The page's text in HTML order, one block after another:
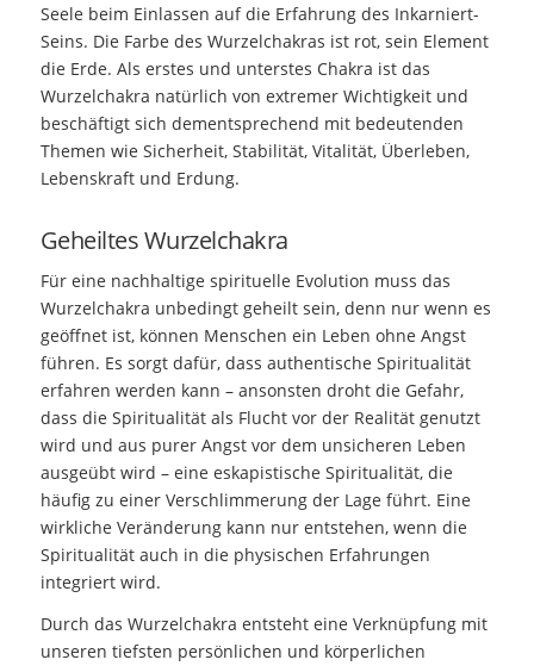
Seele beim Einlassen auf die Erfahrung des Inkarniert-
Seins. Die Farbe des Wurzelchakras ist rot, sein Element
die Erde. Als erstes und unterstes Chakra ist das
Wurzelchakra natürlich von extremer Wichtigkeit und
beschäftigt sich dementsprechend mit bedeutenden
Themen wie Sicherheit, Stabilität, Vitalität, Überleben,
Lebenskraft und Erdung.
Geheiltes Wurzelchakra
Für eine nachhaltige spirituelle Evolution muss das
Wurzelchakra unbedingt geheilt sein, denn nur wenn es
geöffnet ist, können Menschen ein Leben ohne Angst
führen. Es sorgt dafür, dass authentische Spiritualität
erfahren werden kann – ansonsten droht die Gefahr,
dass die Spiritualität als Flucht vor der Realität genutzt
wird und aus purer Angst vor dem unsicheren Leben
ausgeübt wird – eine eskapistische Spiritualität, die
häufig zu einer Verschlimmerung der Lage führt. Eine
wirkliche Veränderung kann nur entstehen, wenn die
Spiritualität auch in die physischen Erfahrungen
integriert wird.
Durch das Wurzelchakra entsteht eine Verknüpfung mit
unseren tiefsten persönlichen und körperlichen